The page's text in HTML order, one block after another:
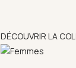
DÉCOUVRIR LA